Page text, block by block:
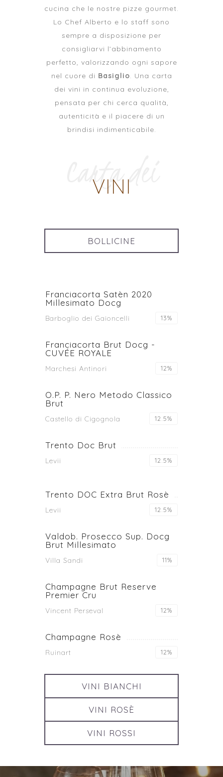
cucina che le nostre pizze gourmet.
Lo Chef Alberto e lo staff sono
sempre a disposizione per
consigliarvi l’abbinamento
perfetto, valorizzando ogni sapore
nel cuore di Basiglio. Una carta
dei vini in continua evoluzione,
pensata per chi cerca qualità,
autenticità e il piacere di un
brindisi indimenticabile.
Carta dei
VINI
BOLLICINE
Franciacorta Satèn 2020
Millesimato Docg
Barboglio dei Gaioncelli 13%
Franciacorta Brut Docg -
CUVÉE ROYALE
Marchesi Antinori 12%
O.P. P. Nero Metodo Classico
Brut
Castello di Cigognola 12.5%
Trento Doc Brut
Levii 12.5%
Trento DOC Extra Brut Rosè
Levii 12.5%
Valdob. Prosecco Sup. Docg
Brut Millesimato
Villa Sandi 11%
Champagne Brut Reserve
Premier Cru
Vincent Perseval 12%
Champagne Rosè
Ruinart 12%
VINI BIANCHI
VINI ROSÈ
VINI ROSSI